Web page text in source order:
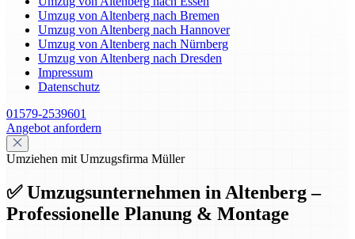
Umzug von Altenberg nach Bremen
Umzug von Altenberg nach Hannover
Umzug von Altenberg nach Nürnberg
Umzug von Altenberg nach Dresden
Impressum
Datenschutz
01579-2539601
Angebot anfordern
Umziehen mit Umzugsfirma Müller
✅ Umzugsunternehmen in Altenberg –
Professionelle Planung & Montage